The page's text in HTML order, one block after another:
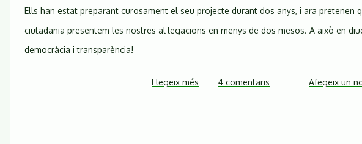
Ells han estat preparant curosament el seu projecte durant dos anys, i ara pretenen
ciutadania presentem les nostres al·legacions en menys de dos mesos. A això en
democràcia i transparència!
Llegeix més sobre4 comentaris Afegeix un